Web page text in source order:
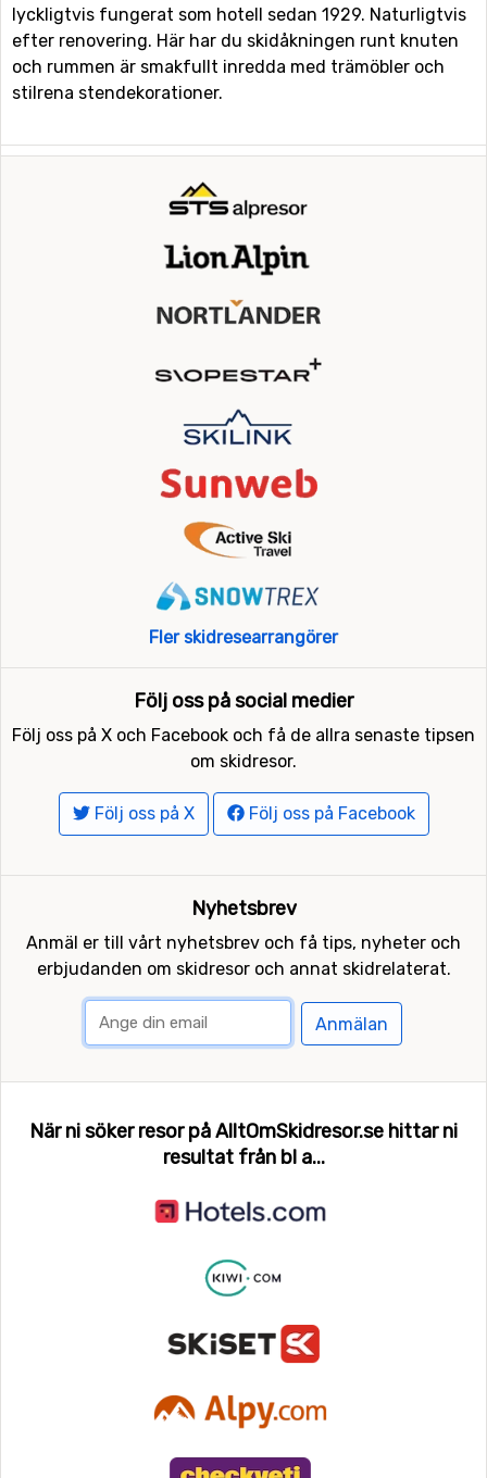
lyckligtvis fungerat som hotell sedan 1929. Naturligtvis
efter renovering. Här har du skidåkningen runt knuten
och rummen är smakfullt inredda med trämöbler och
stilrena stendekorationer.
Fler skidresearrangörer
Följ oss på social medier
Följ oss på X och Facebook och få de allra senaste tipsen
om skidresor.
Följ oss på X Följ oss på Facebook
Nyhetsbrev
Anmäl er till vårt nyhetsbrev och få tips, nyheter och
erbjudanden om skidresor och annat skidrelaterat.
Anmälan
När ni söker resor på AlltOmSkidresor.se hittar ni
resultat från bl a...